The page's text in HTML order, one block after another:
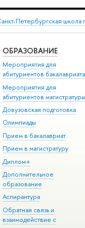
Петербургская школа
ОБРАЗОВАНИЕ
Мероприятия для
абитуриентов бакалавриата
Мероприятия для
абитуриентов магистратуры
Довузовская подготовка
Олимпиады
Прием в бакалавриат
Прием в магистратуру
Диплом+
Дополнительное
образование
Аспирантура
Обратная связь и
взаимодействие с